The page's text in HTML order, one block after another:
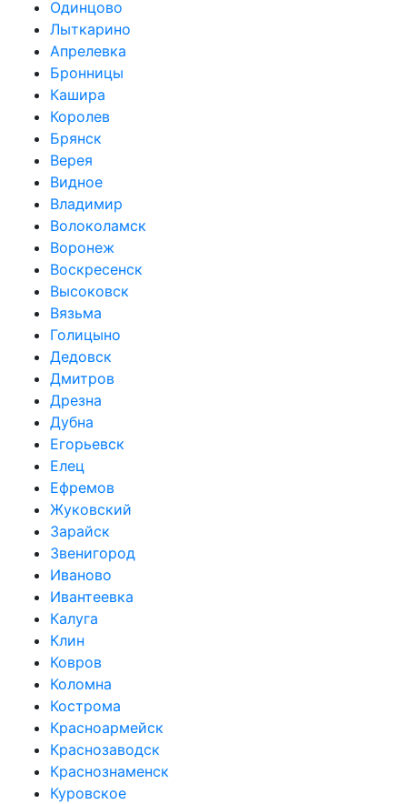
Одинцово
Лыткарино
Апрелевка
Бронницы
Кашира
Королев
Брянск
Верея
Видное
Владимир
Волоколамск
Воронеж
Воскресенск
Высоковск
Вязьма
Голицыно
Дедовск
Дмитров
Дрезна
Дубна
Егорьевск
Елец
Ефремов
Жуковский
Зарайск
Звенигород
Иваново
Ивантеевка
Калуга
Клин
Ковров
Коломна
Кострома
Красноармейск
Краснозаводск
Краснознаменск
Куровское